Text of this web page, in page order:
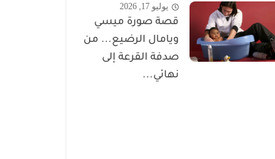
يوليو 17, 2026
قصة صورة ميسي
ويامال الرضيع... من
صدفة القرعة إلى
نهائي...